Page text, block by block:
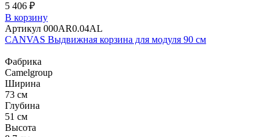
5 406 ₽
В корзину
Артикул 000AR0.04AL
CANVAS Выдвижная корзина для модуля 90 см
Фабрика
Camelgroup
Ширина
73 см
Глубина
51 см
Высота